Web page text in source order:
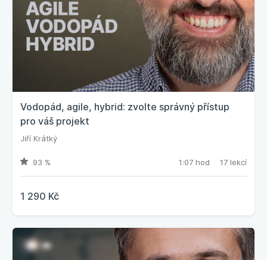
Vodopád, agile, hybrid: zvolte správný přístup
pro váš projekt
Jiří Krátký
93 % 1:07 hod 17 lekcí
1 290 Kč